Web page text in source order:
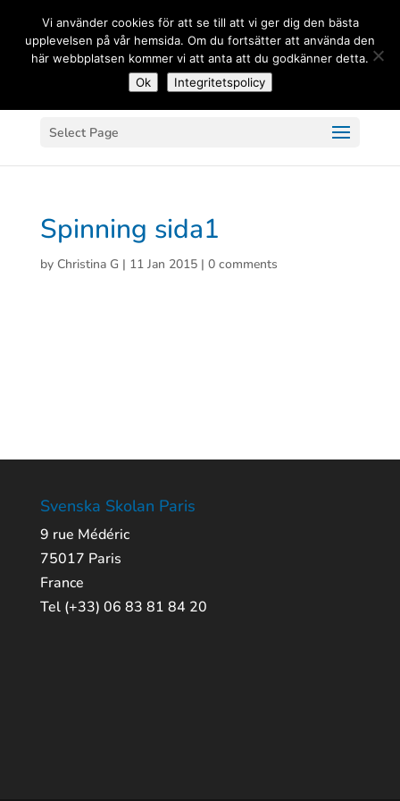
Select Page
Spinning sida1
by Christina G | 11 Jan 2015| 0 comments
Svenska Skolan Paris
9 rue Médéric
75017 Paris
France
Tel (+33) 06 83 81 84 20
Vi använder cookies för att se till att vi ger dig den bästa
upplevelsen på vår hemsida. Om du fortsätter att använda den
här webbplatsen kommer vi att anta att du godkänner detta.
Ok
Integritetspolicy